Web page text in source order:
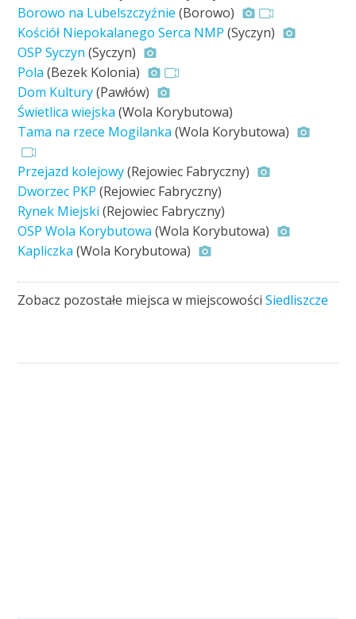
Borowo na Lubelszczyźnie (Borowo)
Kościół Niepokalanego Serca NMP (Syczyn)
OSP Syczyn (Syczyn)
Pola (Bezek Kolonia)
Dom Kultury(Pawłów)
Świetlica wiejska (Wola Korybutowa)
Tama na rzece Mogilanka (Wola Korybutowa)
Przejazd kolejowy(Rejowiec Fabryczny)
Dworzec PKP (Rejowiec Fabryczny)
Rynek Miejski (Rejowiec Fabryczny)
OSP Wola Korybutowa (Wola Korybutowa)
Kapliczka (Wola Korybutowa)
Zobacz pozostałe miejsca w miejscowościSiedliszcze